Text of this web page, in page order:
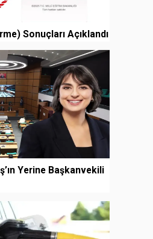
Sonuçları Açıklandı
Yerine Başkanvekili